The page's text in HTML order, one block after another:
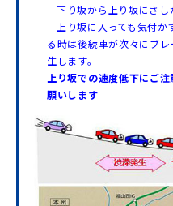
下り坂から上り坂にさし
上り坂に入っても気付
る時は後続車が次々にブ
生します。
上り坂での速度低下にご
願いします